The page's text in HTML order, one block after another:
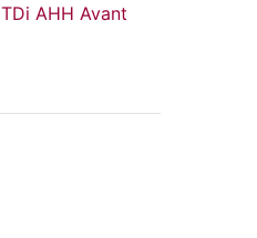
AHH Avant